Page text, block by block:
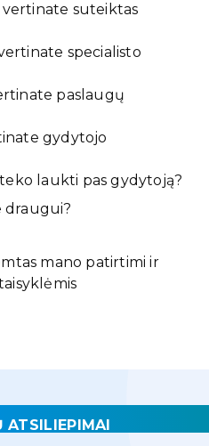
suteiktas
specialisto
paslaugų
gydytojo
laukti pas gydytoją?
mano patirtimi ir
ATSILIEPIMAI